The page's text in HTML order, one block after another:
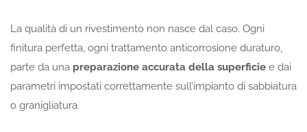
La qualità di un rivestimento non nasce dal caso. Ogni
finitura perfetta, ogni trattamento anticorrosione duraturo,
parte da una preparazione accurata della superficie e dai
parametri impostati correttamente sull’impianto di sabbiatura
o granigliatura.